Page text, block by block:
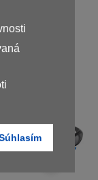
(nedá sa vypnúť)
NEDOSTUPNÝ